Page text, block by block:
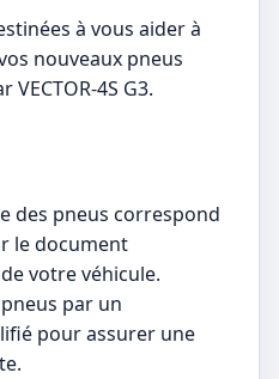
à vous aider à
nouveaux pneus
4S G3.
des pneus correspond
le document
votre véhicule.
par un
pour assurer une